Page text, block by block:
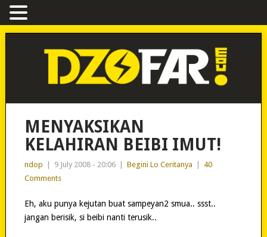
MENYAKSIKAN
KELAHIRAN BEIBI IMUT!
ndop 9 July 2008 - 20:06 Begini Lo Ceritanya
40
Comments
Eh, aku punya kejutan buat sampeyan2 smua.. ssst..
jangan berisik, si beibi nanti terusik..